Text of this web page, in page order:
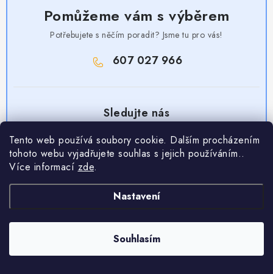
Tento web používá soubory cookie. Dalším procházením
tohoto webu vyjadřujete souhlas s jejich používáním..
Více informací zde.
Nastavení
Souhlasím
Pomůžeme vám s výběrem
Potřebujete s něčím poradit? Jsme tu pro vás!
607 027 966
Obchodní podmínky
Časté otázky